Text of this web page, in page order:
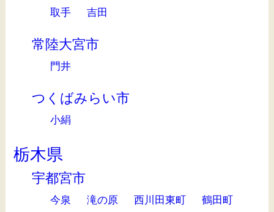
取手 吉田
常陸大宮市
門井
つくばみらい市
小絹
栃木県
宇都宮市
今泉 滝の原 西川田東町 鶴田町